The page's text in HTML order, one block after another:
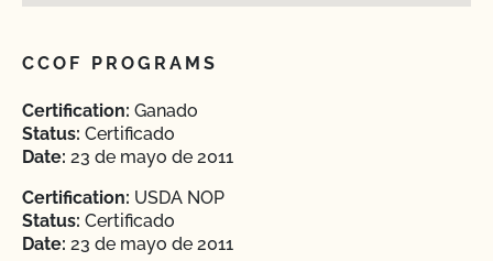
CCOF PROGRAMS
Certification: Ganado
Status: Certificado
Date: 23 de mayo de 2011
Certification: USDA NOP
Status: Certificado
Date: 23 de mayo de 2011